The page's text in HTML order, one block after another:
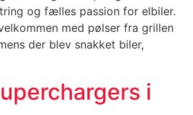
og fælles passion for elbiler.
med pølser fra grillen
der blev snakket biler,
i